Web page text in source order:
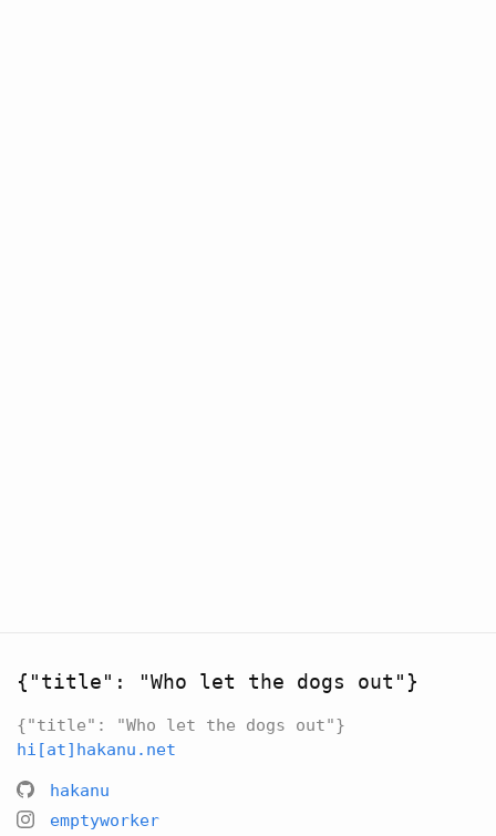
{"title": "Who let the dogs out"}
{"title": "Who let the dogs out"}
hi[at]hakanu.net
hakanu
emptyworker